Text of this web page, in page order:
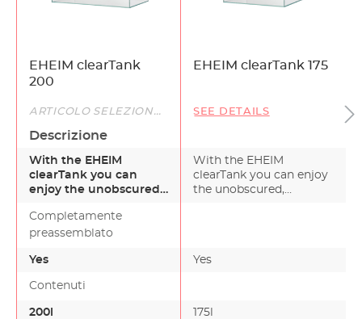
EHEIM clearTank
200
EHEIM clearTank 175
ARTICOLO SELEZIONATO SEE DETAILS
Descrizione
With the EHEIM
clearTank you can
enjoy the unobscured,
colours in…
With the EHEIM
clearTank you can enjoy
the unobscured,
Completamente
preassemblato
Yes Yes
Contenuti
200l 175l